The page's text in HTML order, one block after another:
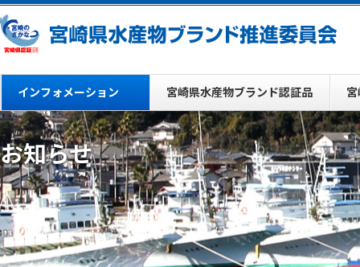
インフォメーション 宮崎県水産物ブランド認証品
お知らせ